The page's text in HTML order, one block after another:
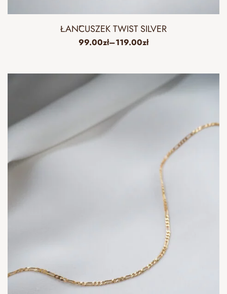
ŁAŃCUSZEK TWIST SILVER
99.00zł–119.00zł